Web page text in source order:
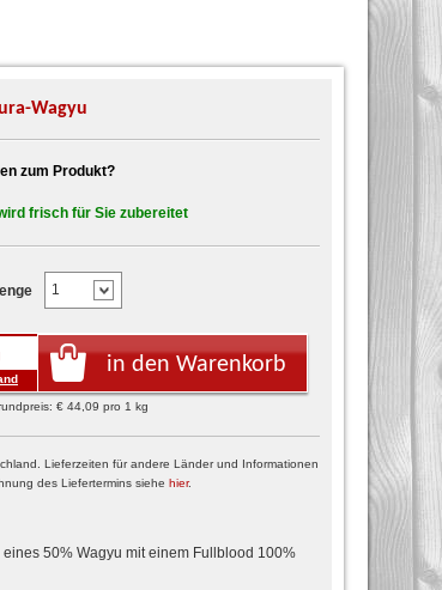
Wagyu
zum Produkt?
frisch für Sie zubereitet
in den Warenkorb
€ 44,09 pro 1 kg
Lieferzeiten für andere Länder und Informationen
des Liefertermins siehe hier.
50% Wagyu mit einem Fullblood 100%